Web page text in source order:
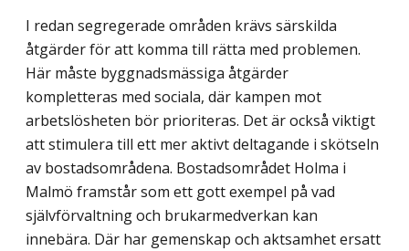
I redan segregerade områden krävs särskilda
åtgärder för att komma till rätta med problemen.
Här måste byggnadsmässiga åtgärder
kompletteras med sociala, där kampen mot
arbetslösheten bör prioriteras. Det är också viktigt
att stimulera till ett mer aktivt deltagande i skötseln
av bostadsområdena. Bostadsområdet Holma i
Malmö framstår som ett gott exempel på vad
självförvaltning och brukarmedverkan kan
innebära. Där har gemenskap och aktsamhet ersatt